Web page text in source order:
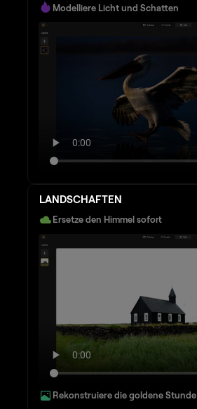
Modelliere Licht und Schatten
LANDSCHAFTEN
Ersetze den Himmel sofort
Rekonstruiere die goldene Stunde